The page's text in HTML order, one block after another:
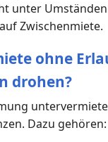
unter
auf Zwischenmiete.
ohne
drohen?
Dazu gehören: